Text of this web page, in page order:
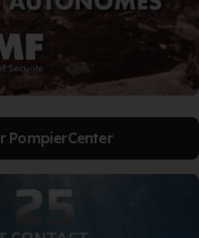
PompierCenter